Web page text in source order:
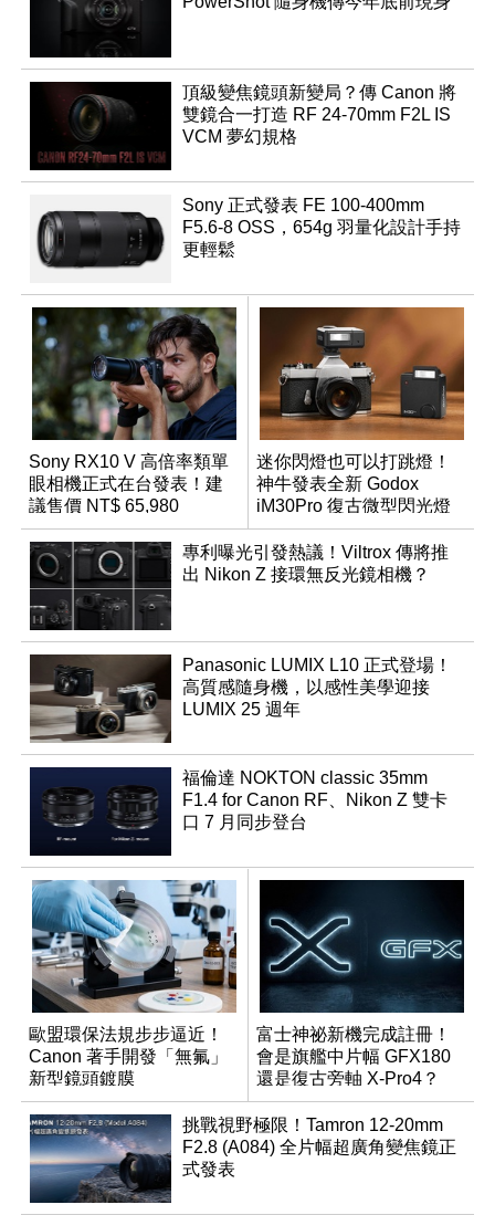
頂級變焦鏡頭新變局？傳 Canon 將
雙鏡合一打造 RF 24-70mm F2L IS
VCM 夢幻規格
Sony 正式發表 FE 100-400mm
F5.6-8 OSS，654g 羽量化設計手持
更輕鬆
Sony RX10 V 高倍率類單
眼相機正式在台發表！建
議售價 NT$ 65,980
迷你閃燈也可以打跳燈！
神牛發表全新 Godox
iM30Pro 復古微型閃光燈
專利曝光引發熱議！Viltrox 傳將推
出 Nikon Z 接環無反光鏡相機？
Panasonic LUMIX L10 正式登場！
高質感隨身機，以感性美學迎接
LUMIX 25 週年
福倫達 NOKTON classic 35mm
F1.4 for Canon RF、Nikon Z 雙卡
口 7 月同步登台
歐盟環保法規步步逼近！
Canon 著手開發「無氟」
新型鏡頭鍍膜
富士神祕新機完成註冊！
會是旗艦中片幅 GFX180
還是復古旁軸 X-Pro4？
挑戰視野極限！Tamron 12-20mm
F2.8 (A084) 全片幅超廣角變焦鏡正
式發表